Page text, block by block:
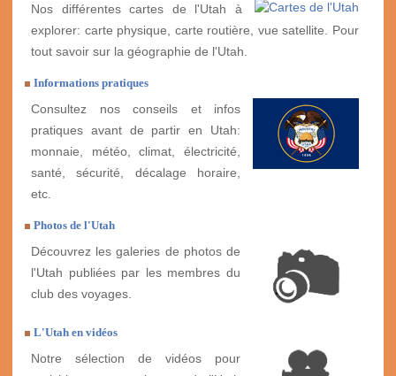
Nos différentes cartes de l'Utah à
explorer: carte physique, carte routière, vue satellite. Pour
tout savoir sur la géographie de l'Utah.
Informations pratiques
Consultez nos conseils et infos
pratiques avant de partir en Utah:
monnaie, météo, climat, électricité,
santé, sécurité, décalage horaire,
etc.
Photos de l'Utah
Découvrez les galeries de photos de
l'Utah publiées par les membres du
club des voyages.
L'Utah en vidéos
Notre sélection de vidéos pour